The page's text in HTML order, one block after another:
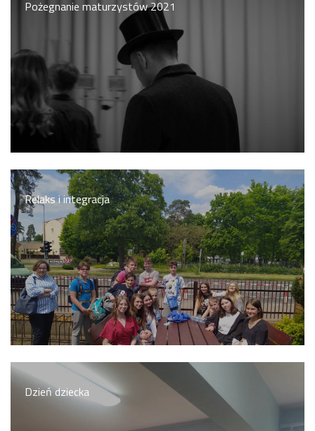
Rekrutacja SP
Regulamin rekrutacji do SP
Potrzebne dokumenty
Informacja o teście z języka angielskiego
Stypendia naukowe
Plan nauczania klasa 7. i 8.
Pożegnanie maturzystów 2021
Relaks i integracja
Dzień dziecka